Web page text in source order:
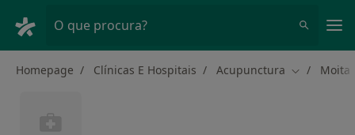
O que procura?
Homepage Clínicas E Hospitais Acupunctura Mudar de
Moita